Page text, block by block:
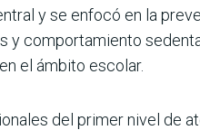
y se enfocó en la
y comportamiento
el ámbito escolar.
del pri­mer nivel de